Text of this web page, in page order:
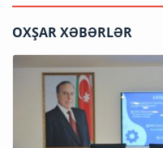
OXŞAR XƏBƏRLƏR